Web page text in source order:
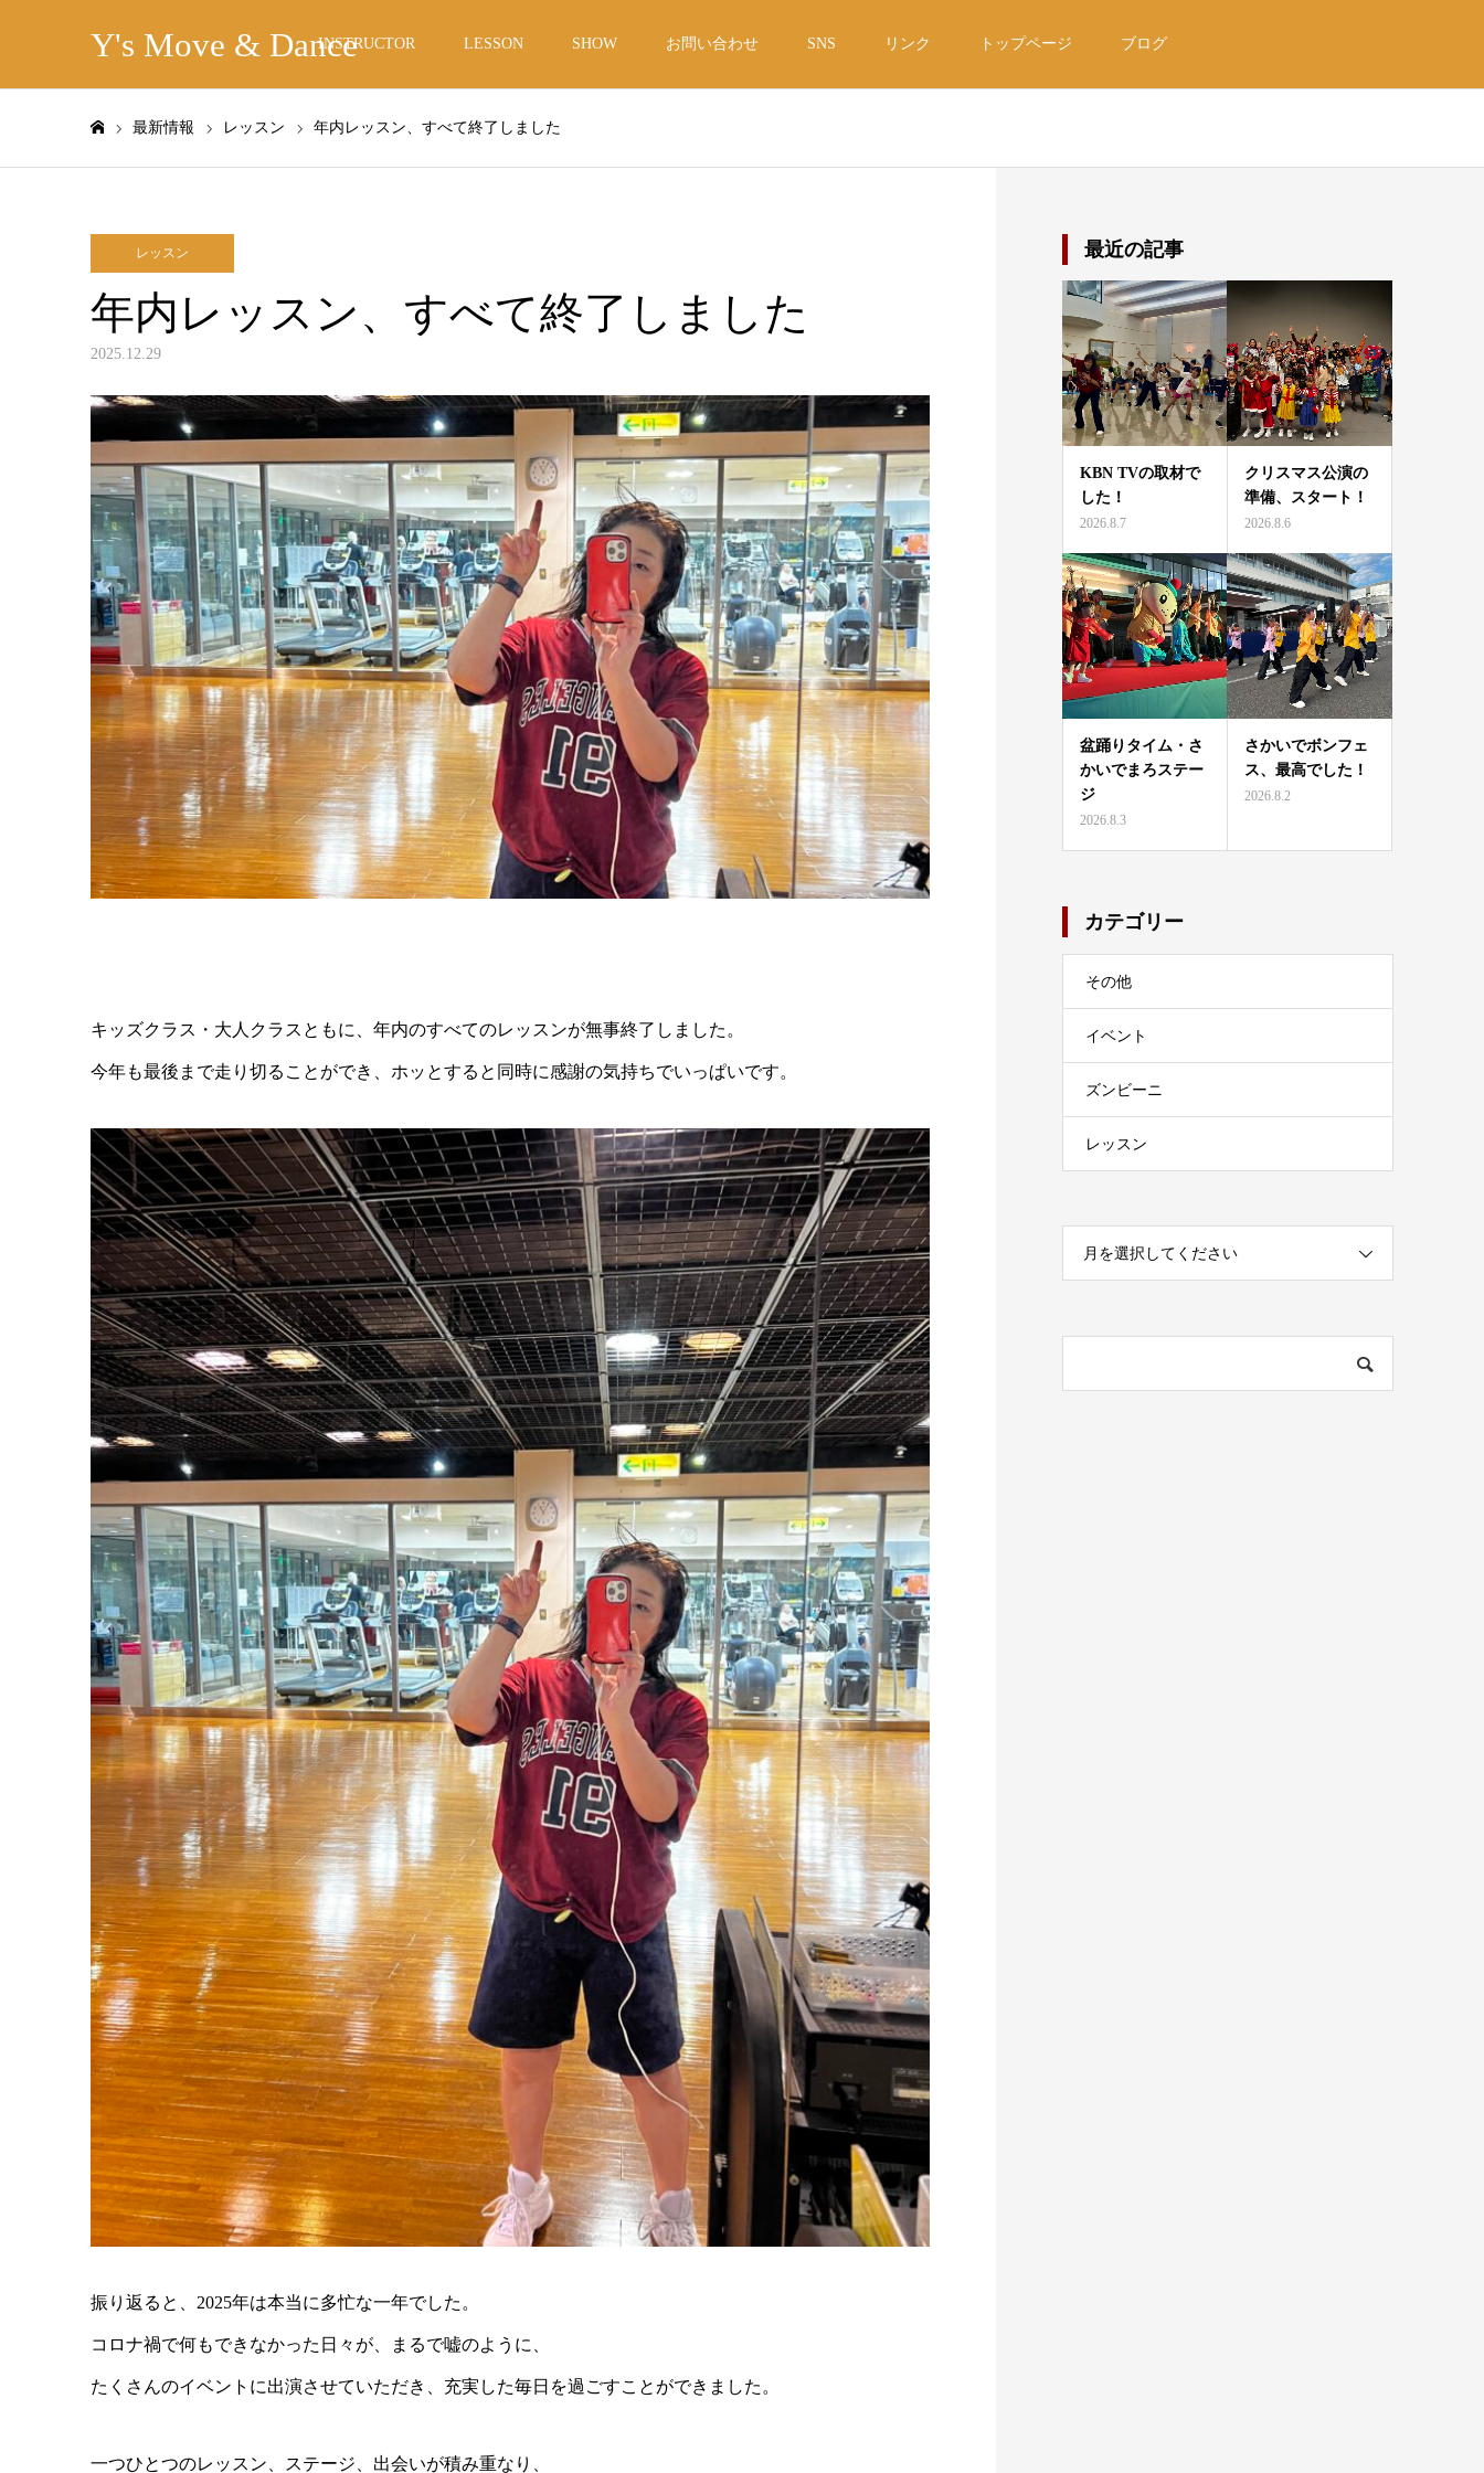
Y's Move & DanceINSTRUCTOR LESSON SHOW お問い合わせ SNS リンク トップページ ブログ
最新情報 レッスン 年内レッスン、すべて終了しました
レッスン
年内レッスン、すべて終了しました
2025.12.29
キッズクラス・大人クラスともに、年内のすべてのレッスンが無事終了しました。
今年も最後まで走り切ることができ、ホッとすると同時に感謝の気持ちでいっぱいです。
振り返ると、2025年は本当に多忙な一年でした。
コロナ禍で何もできなかった日々が、まるで嘘のように、
たくさんのイベントに出演させていただき、充実した毎日を過ごすことができました。
一つひとつのレッスン、ステージ、出会いが積み重なり、
最近の記事
KBN TVの取材で
した！
2026.8.7
クリスマス公演の
準備、スタート！
2026.8.6
盆踊りタイム・さ
かいでまろステー
ジ
2026.8.3
さかいでボンフェ
ス、最高でした！
2026.8.2
カテゴリー
その他
イベント
ズンビーニ
レッスン
月を選択してください